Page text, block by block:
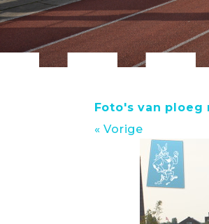
Foto's van ploeg
« Vorige